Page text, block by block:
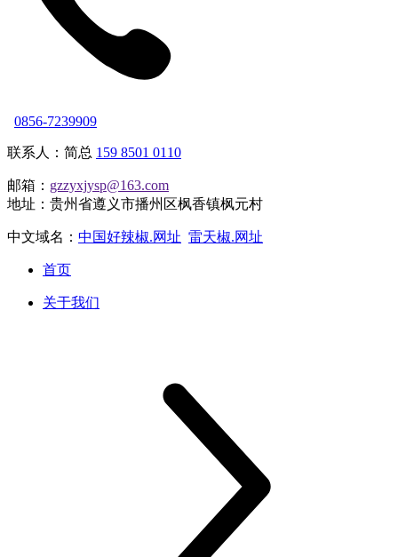
0856-7239909
联系人：简总 159 8501 0110
邮箱： gzzyxjysp@163.com
地址：贵州省遵义市播州区枫香镇枫元村
中文域名： 中国好辣椒.网址 雷天椒.网址
首页
关于我们